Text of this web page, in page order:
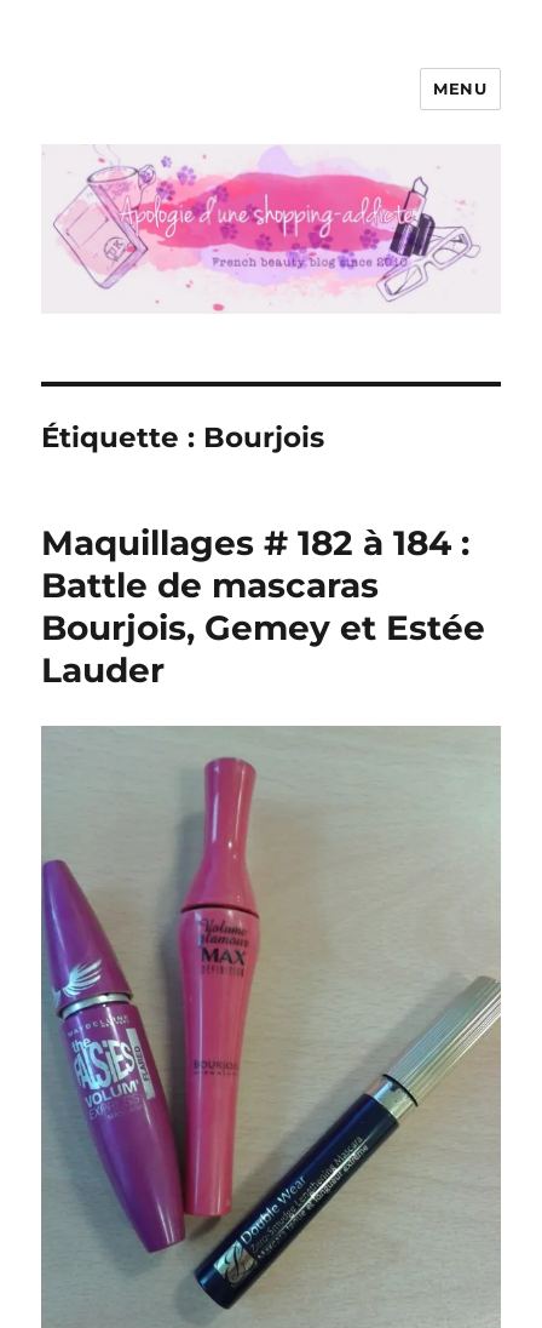
Apologie d'une Shopping-addicte
MENU
Étiquette : Bourjois
Maquillages # 182 à 184 :
Battle de mascaras
Bourjois, Gemey et Estée
Lauder